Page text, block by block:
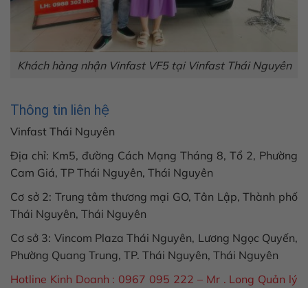
Khách hàng nhận Vinfast VF5 tại Vinfast Thái Nguyên
Thông tin liên hệ
Vinfast Thái Nguyên
Địa chỉ: Km5, đường Cách Mạng Tháng 8, Tổ 2, Phường
Cam Giá, TP Thái Nguyên, Thái Nguyên
Cơ sở 2: Trung tâm thương mại GO, Tân Lập, Thành phố
Thái Nguyên, Thái Nguyên
Cơ sở 3: Vincom Plaza Thái Nguyên, Lương Ngọc Quyến,
Phường Quang Trung, TP. Thái Nguyên, Thái Nguyên
Hotline Kinh Doanh : 0967 095 222 – Mr . Long Quản lý